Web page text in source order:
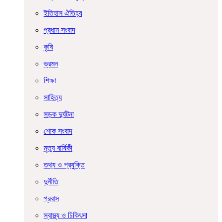
ইতিহাস ঐতিহ্য
প্রধান সংবাদ
কৃষি
ভ্রমন
শিক্ষা
সাহিত্য
সড়ক দুর্ঘটনা
শোক সংবাদ
মৃত্যু বার্ষিকী
তথ্য ও প্রযুক্তি
দুর্নীতি
প্রবাস
স্বাস্থ্য ও চিকিৎসা